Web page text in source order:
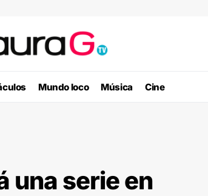
Mundo loco Música Cine
una serie en